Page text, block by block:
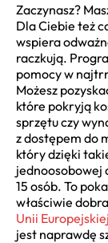
Zaczynasz?
Dla Ciebie też
wspiera
raczkują.
pomocy w
Możesz
które pokryją
sprzętu czy
z dostępem do
który dzięki
jednoosobowej
15 osób. To
właściwie
Unii Europejskiej
jest naprawdę